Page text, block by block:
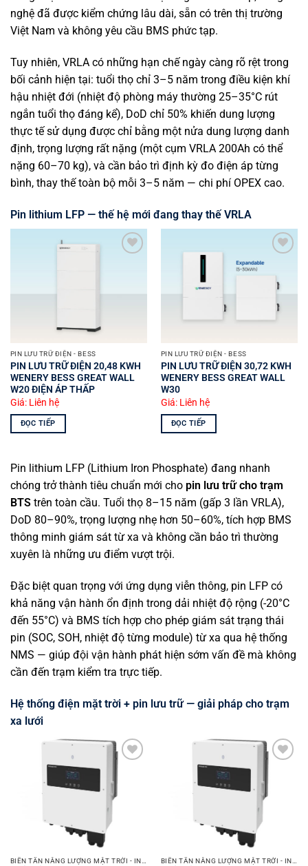
nghệ đã được kiểm chứng lâu dài, sẵn có trên thị trường
Việt Nam và không yêu cầu BMS phức tạp.
Tuy nhiên, VRLA có những hạn chế ngày càng rõ rệt trong
bối cảnh hiện tại: tuổi thọ chỉ 3–5 năm trong điều kiện khí
hậu nhiệt đới (nhiệt độ phòng máy thường 25–35°C rút
ngắn tuổi thọ đáng kể), DoD chỉ 50% khiến dung lượng
thực tế sử dụng được chỉ bằng một nửa dung lượng danh
định, trọng lượng rất nặng (một cụm VRLA 200Ah có thể
nặng 60–70 kg), và cần bảo trì định kỳ đo điện áp từng
bình, thay thế toàn bộ mỗi 3–5 năm — chi phí OPEX cao.
Pin lithium LFP — thế hệ mới đang thay thế VRLA
PIN LƯU TRỮ ĐIỆN - BESS
PIN LƯU TRỮ ĐIỆN 20,48 KWH
WENERY BESS GREAT WALL
W20 ĐIỆN ÁP THẤP
Giá: Liên hệ
ĐỌC TIẾP
PIN LƯU TRỮ ĐIỆN - BESS
PIN LƯU TRỮ ĐIỆN 30,72 KWH
WENERY BESS GREAT WALL
W30
Giá: Liên hệ
ĐỌC TIẾP
Pin lithium LFP (Lithium Iron Phosphate) đang nhanh
chóng trở thành tiêu chuẩn mới cho pin lưu trữ cho trạm
BTS trên toàn cầu. Tuổi thọ 8–15 năm (gấp 3 lần VRLA),
DoD 80–90%, trọng lượng nhẹ hơn 50–60%, tích hợp BMS
thông minh giám sát từ xa và không cần bảo trì thường
xuyên là những ưu điểm vượt trội.
Đặc biệt quan trọng với ứng dụng viễn thông, pin LFP có
khả năng vận hành ổn định trong dải nhiệt độ rộng (-20°C
đến 55°C) và BMS tích hợp cho phép giám sát trạng thái
pin (SOC, SOH, nhiệt độ từng module) từ xa qua hệ thống
NMS — giúp đội vận hành phát hiện sớm vấn đề mà không
cần đến trạm kiểm tra trực tiếp.
Hệ thống điện mặt trời + pin lưu trữ — giải pháp cho trạm
xa lưới